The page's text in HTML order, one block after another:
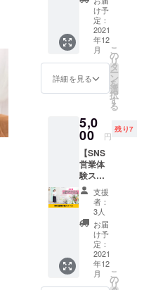
聴きし
ます。
自分の
トラウ
マ、忘
れてた
夢を取
とな
り、何
に！と
いう使
命が分
かりま
す。 ※
日程は
メール
にて調
整いた
しま
す。
をただ
ただ応
援した
い人向
けのリ
ターン
です。
支援し
お名前
を呼ん
で御礼
を言わ
せて頂
く1分程
度の動
画とお
礼の香
りカー
ドをお
送りさ
せてい
ただき
ます。
け予
定：
2021
年12
月
詳細を見る
こ
の
リ
タ
ー
ン
を
選
択
す
る
5,0
00 円
残り7
【SNS
営業体
験ス
クー
ル】
「読者
を巻き
込んで
いくラ
イティ
ング
術」 今
支援
者：
3人
お届
け予
定：
2021
年12
月
こ
の
リ